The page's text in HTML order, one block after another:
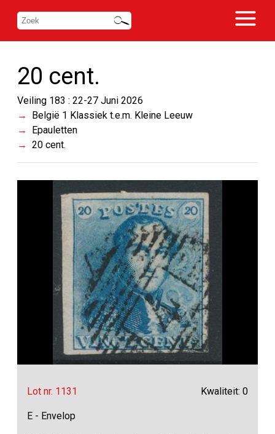
20 cent.
Veiling 183 : 22-27 Juni 2026
België 1 Klassiek t.e.m. Kleine Leeuw
Epauletten
20 cent.
Lot nr. 1131 Kwaliteit: 0
E - Envelop